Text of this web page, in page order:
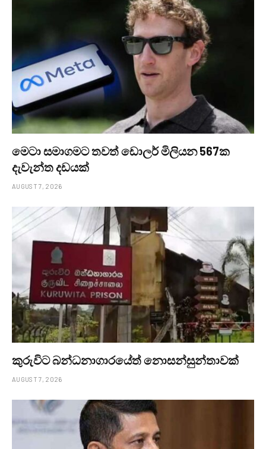
මෙටා සමාගමට තවත් ඩොලර් මිලියන 567ක
දැවැන්ත දඩයක්
AUGUST 7, 2026
කුරුවිට බන්ධනාගාරයේත් නොසන්සුන්තාවක්
AUGUST 7, 2026